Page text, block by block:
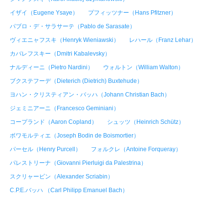
イザイ（Eugene Ysaye）
プフィッツナー（Hans Pfitzner）
パブロ・デ・サラサーテ（Pablo de Sarasate）
ヴィエニャフスキ（Henryk Wieniawski）
レハール（Franz Lehar）
カバレフスキー（Dmitri Kabalevsky）
ナルディーニ（Pietro Nardini）
ウォルトン（William Walton）
ブクステフーデ（Dieterich (Dietrich) Buxtehude）
ヨハン・クリスティアン・バッハ（Johann Christian Bach）
ジェミニアーニ（Francesco Geminiani）
コープランド（Aaron Copland）
シュッツ（Heinrich Schütz）
ボワモルティエ（Joseph Bodin de Boismortier）
パーセル（Henry Purcell）
フォルクレ（Antoine Forqueray）
パレストリーナ（Giovanni Pierluigi da Palestrina）
スクリャービン（Alexander Scriabin）
C.P.E.バッハ （Carl Philipp Emanuel Bach）